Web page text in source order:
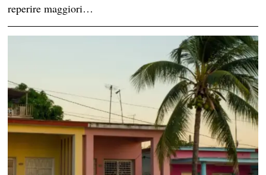
reperire maggiori…